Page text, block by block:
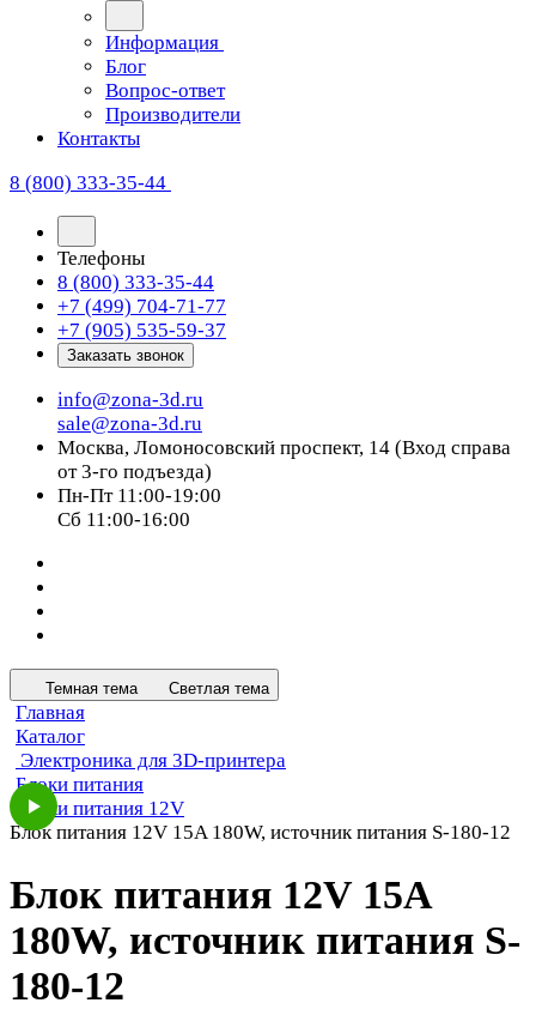
Информация
Блог
Вопрос-ответ
Производители
Контакты
8 (800) 333-35-44
Телефоны
8 (800) 333-35-44
+7 (499) 704-71-77
+7 (905) 535-59-37
Заказать звонок
info@zona-3d.ru
sale@zona-3d.ru
Москва, Ломоносовский проспект, 14 (Вход справа
от 3-го подъезда)
Пн-Пт 11:00-19:00
Сб 11:00-16:00
Темная тема Светлая тема
Главная
Каталог
Электроника для 3D-принтера
Блоки питания
Блоки питания 12V
Блок питания 12V 15A 180W, источник питания S-180-12
Блок питания 12V 15A
180W, источник питания S-
180-12